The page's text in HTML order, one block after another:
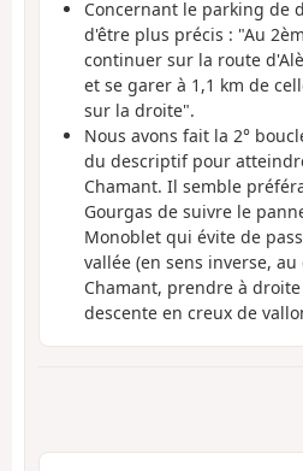
Concernant le parking de
d'être plus précis : "Au
continuer sur la route
et se garer à 1,1 km de
sur la droite".
Nous avons fait la 2°
du descriptif pour
Chamant. Il semble
Gourgas de suivre le
Monoblet qui évite de
vallée (en sens inverse,
Chamant, prendre à
descente en creux de